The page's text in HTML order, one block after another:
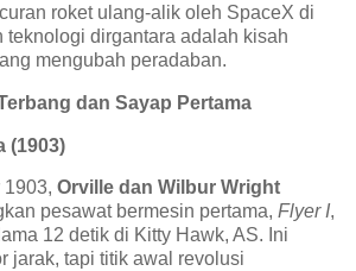
roket ulang-alik oleh SpaceX di
teknologi dirgantara adalah kisah
mengubah peradaban.
dan Sayap Pertama
(1903)
1903, Orville dan Wilbur Wright
pesawat bermesin pertama, Flyer I,
12 detik di Kitty Hawk, AS. Ini
jarak, tapi titik awal revolusi